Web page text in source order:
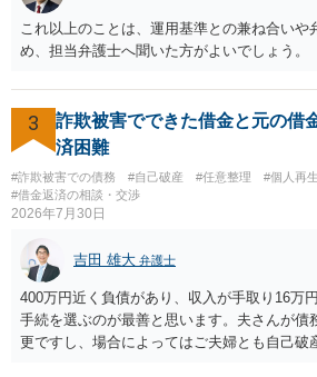
これ以上のことは、運用基準との兼ね合いや
め、担当弁護士へ聞いた方がよいでしょう。
3
詐欺被害でできた借金と元の借
済困難
#詐欺被害での債務 #自己破産 #任意整理 #個人再生
#借金返済の相談・交渉
2026年7月30日
吉田 雄大 弁護士
400万円近く負債があり、収入が手取り16万
手続を選ぶのが最善と思います。夫さんが債
更ですし、場合によってはご夫婦とも自己破